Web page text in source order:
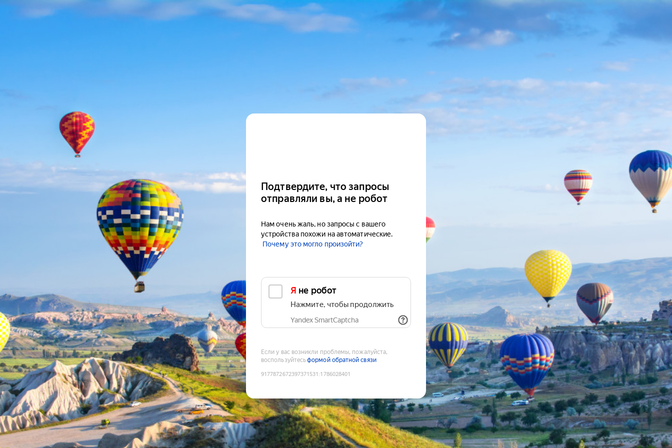
Подтвердите, что запросы
отправляли вы, а не робот
Нам очень жаль, но запросы с вашего
устройства похожи на автоматические.
Почему это могло произойти?
Я не робот
Нажмите, чтобы продолжить
Yandex SmartCaptcha
Если у вас возникли проблемы, пожалуйста,
воспользуйтесьформой обратной связи
9177872672397371531 :1786028401